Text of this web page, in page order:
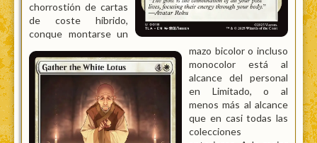
chorrostión de cartas
de coste híbrido,
conque montarse un
mazo bicolor o incluso
monocolor está al
alcance del personal
en Limitado, o al
menos más al alcance
que en casi todas las
colecciones